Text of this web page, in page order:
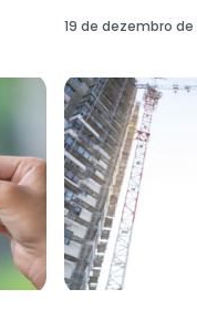
19 de dezembro de